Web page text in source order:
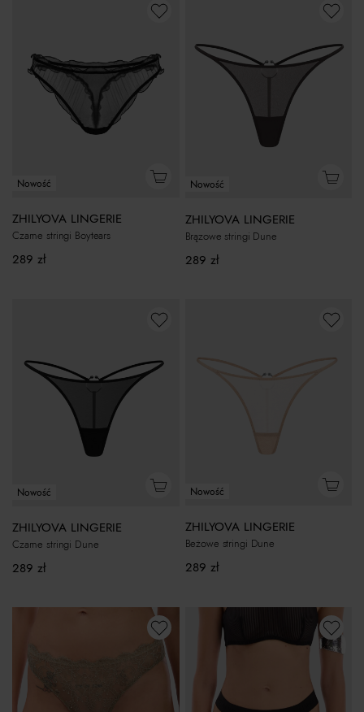
Nowość
ZHILYOVA LINGERIE
Czarne stringi Boytears
289 zł
Nowość
ZHILYOVA LINGERIE
Brązowe stringi Dune
289 zł
Nowość
ZHILYOVA LINGERIE
Czarne stringi Dune
289 zł
Nowość
ZHILYOVA LINGERIE
Beżowe stringi Dune
289 zł